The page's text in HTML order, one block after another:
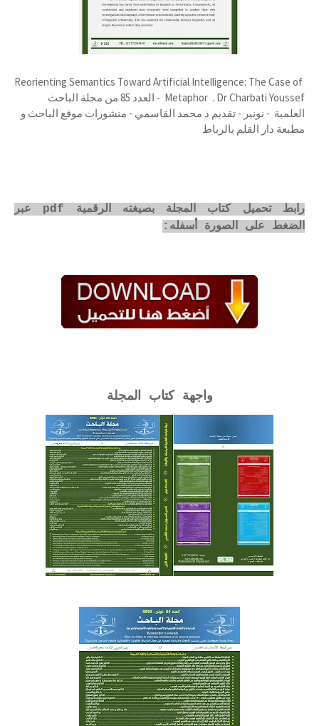
Reorienting Semantics Toward Artificial Intelligence: The Case of
Metaphor . Dr Charbati Youssef - العدد 85 من مجلة الباحث
العلمية - نونبر - تقديم ذ محمد القاسمي - منشورات موقع الباحث و
مطبعة دار القلم بالرباط
رابط تحميل كتاب المجلة بصيغته الرقمية pdf عبر
الضغط على الصورة أسفله:
واجهة كتاب المجلة